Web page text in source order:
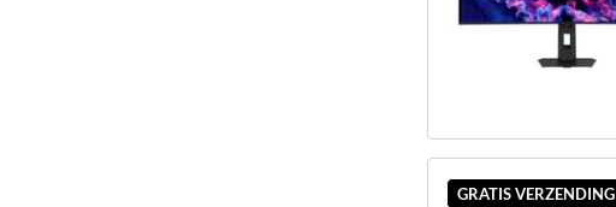
GRATIS VERZENDING